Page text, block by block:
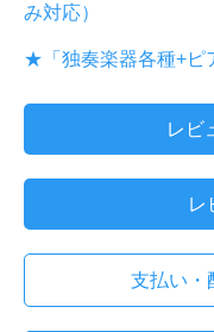
み対応）
★「独奏楽器各種+ピ
レビ
レ
支払い・